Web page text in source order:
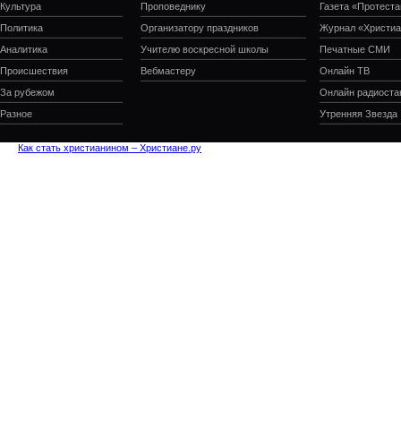
Культура
Политика
Аналитика
Происшествия
За рубежом
Разное
Проповеднику
Организатору праздников
Учителю воскресной школы
Вебмастеру
Газета
Журнал
Печатные СМИ
Онлайн ТВ
Онлайн
Утренняя Звезда
Как стать христианином – Христиане.ру